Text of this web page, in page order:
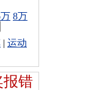
8万
| 运动
报错